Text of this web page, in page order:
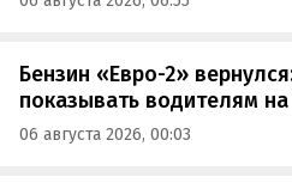
Бензин «Евро-2»
показывать водителям
06 августа 2026, 00:03